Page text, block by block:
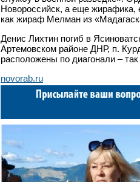
Новороссийск, а еще
как жираф Мелман из
Денис Лихтин погиб в
Артемовском районе ДНР, п.
расположены по диагонали –
novorab.ru